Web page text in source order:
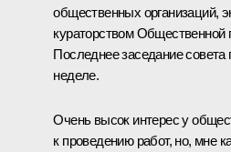
общественных организаций,
кураторством
Последнее заседание
неделе.
Очень высок интерес у
к проведению работ, но, мне